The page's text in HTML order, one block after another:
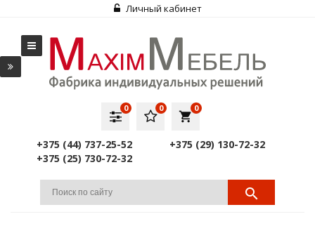
Личный кабинет
local_grocery_store
0
0
0
+375 (44) 737-25-52
+375 (29) 130-72-32
+375 (25) 730-72-32